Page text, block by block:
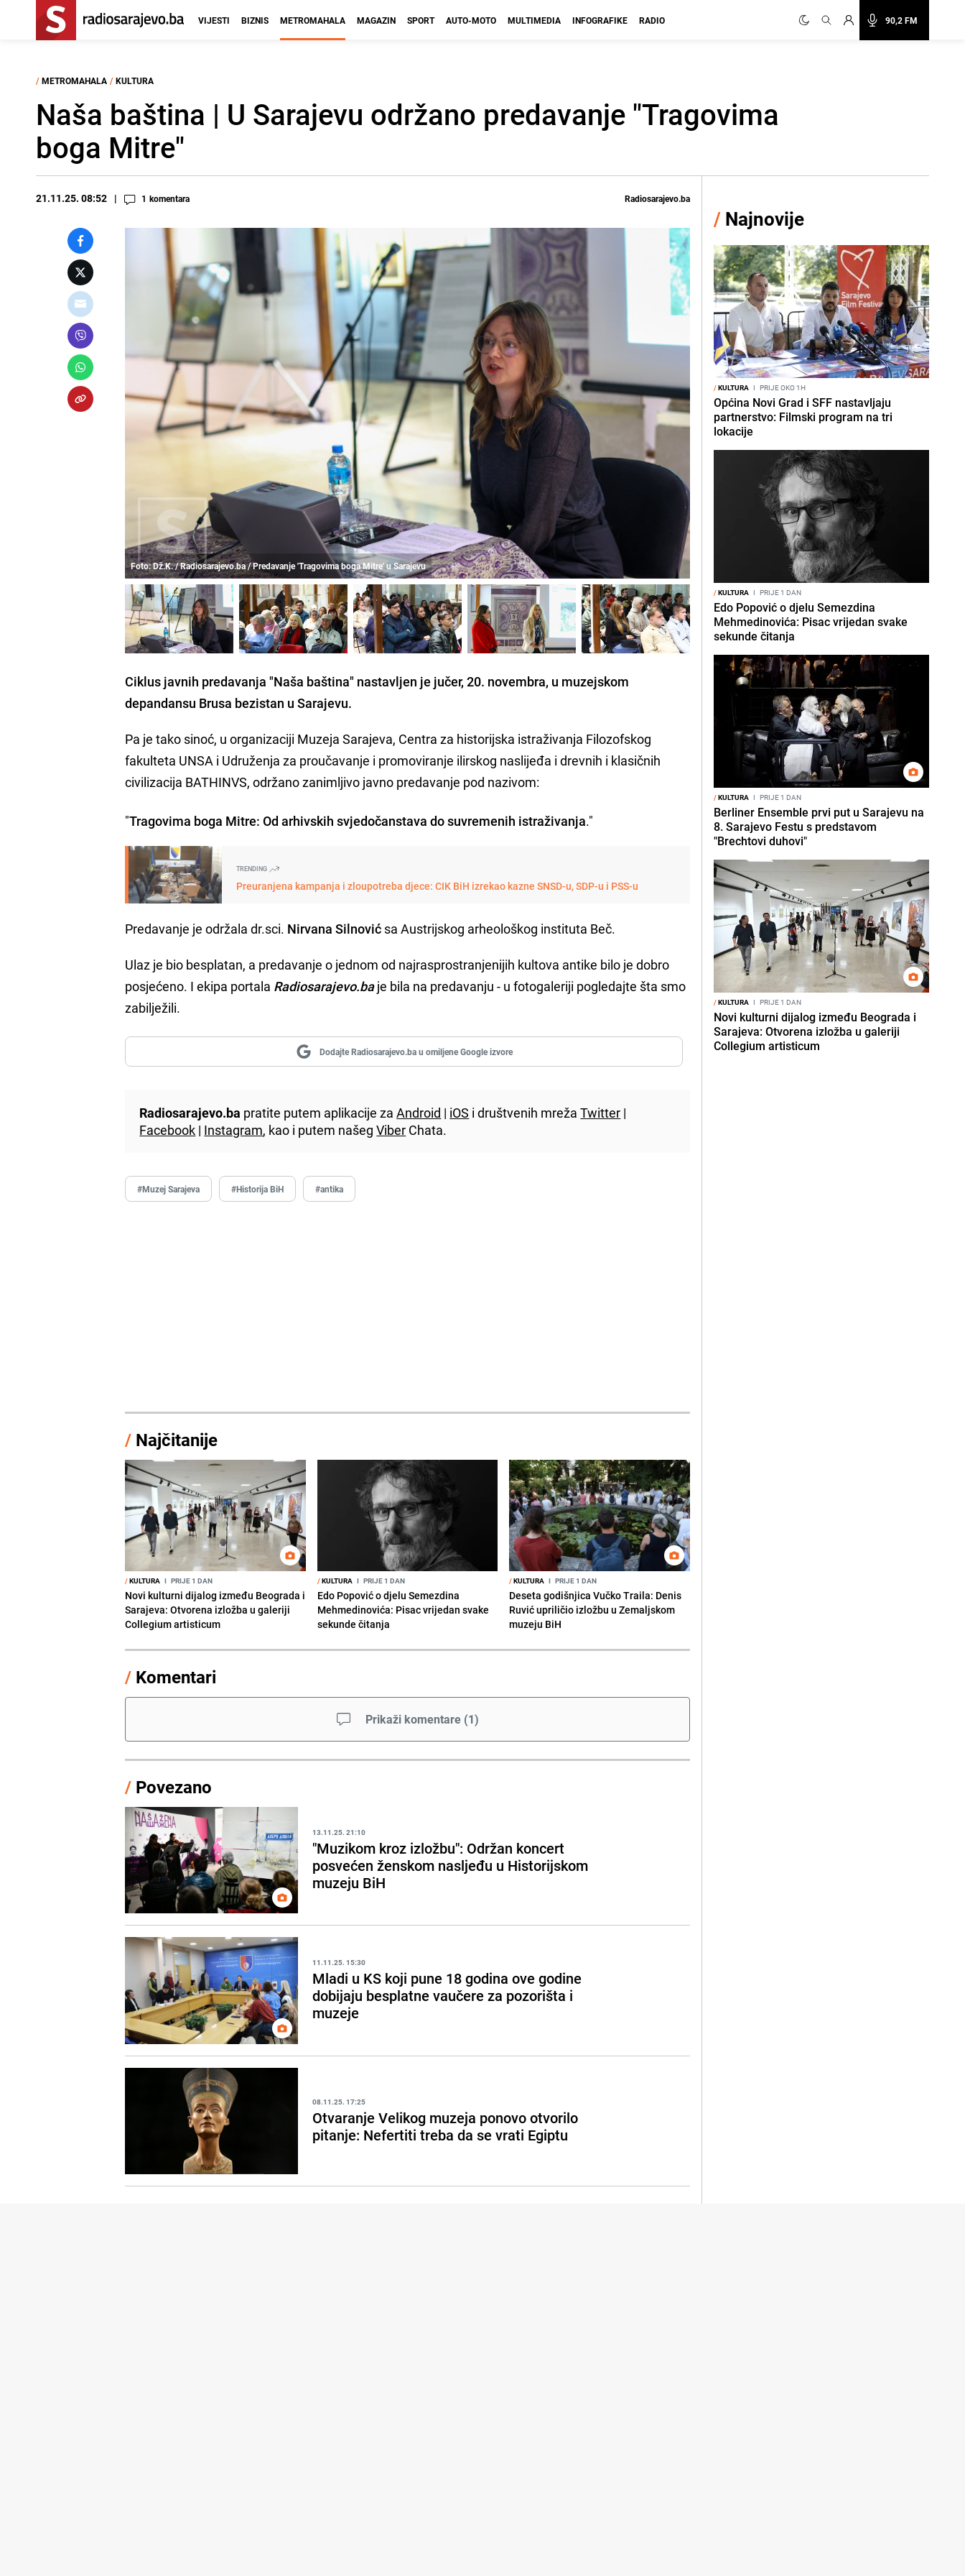
90,2 FM
VIJESTI BIZNIS METROMAHALA MAGAZIN SPORT AUTO-MOTO MULTIMEDIA INFOGRAFIKE RADIO
/ METROMAHALA / KULTURA
Naša baština | U Sarajevu održano predavanje "Tragovima
boga Mitre"
21.11.25. 08:52 1 komentara Radiosarajevo.ba
Foto: Dž.K. / Radiosarajevo.ba / Predavanje 'Tragovima boga Mitre' u Sarajevu
Ciklus javnih predavanja "Naša baština" nastavljen je jučer, 20. novembra, u muzejskom
depandansu Brusa bezistan u Sarajevu.
Pa je tako sinoć, u organizaciji Muzeja Sarajeva, Centra za historijska istraživanja Filozofskog
fakulteta UNSA i Udruženja za proučavanje i promoviranje ilirskog naslijeđa i drevnih i klasičnih
civilizacija BATHINVS, održano zanimljivo javno predavanje pod nazivom:
"Tragovima boga Mitre: Od arhivskih svjedočanstava do suvremenih istraživanja."
TRENDING
Preuranjena kampanja i zloupotreba djece: CIK BiH izrekao kazne SNSD-u, SDP-u i PSS-u
Predavanje je održala dr.sci. Nirvana Silnović sa Austrijskog arheološkog instituta Beč.
Ulaz je bio besplatan, a predavanje o jednom od najrasprostranjenijih kultova antike bilo je dobro
posjećeno. I ekipa portala Radiosarajevo.baje bila na predavanju - u fotogaleriji pogledajte šta smo
zabilježili.
Dodajte Radiosarajevo.ba u omiljene Google izvore
Radiosarajevo.ba pratite putem aplikacije zaAndroid | iOS i društvenih mrežaTwitter |
Facebook | Instagram, kao i putem našegViber Chata.
#Muzej Sarajeva #Historija BiH #antika
/ Najčitanije
/KULTURA I PRIJE 1 DAN
Novi kulturni dijalog između Beograda i
Sarajeva: Otvorena izložba u galeriji
Collegium artisticum
/KULTURA I PRIJE 1 DAN
Edo Popović o djelu Semezdina
Mehmedinovića: Pisac vrijedan svake
sekunde čitanja
/KULTURA I PRIJE 1 DAN
Deseta godišnjica Vučko Traila: Denis
Ruvić upriličio izložbu u Zemaljskom
muzeju BiH
/ Komentari
Prikaži komentare (1)
/ Povezano
13.11.25. 21:10
"Muzikom kroz izložbu": Održan koncert
posvećen ženskom nasljeđu u Historijskom
muzeju BiH
11.11.25. 15:30
Mladi u KS koji pune 18 godina ove godine
dobijaju besplatne vaučere za pozorišta i
muzeje
08.11.25. 17:25
Otvaranje Velikog muzeja ponovo otvorilo
pitanje: Nefertiti treba da se vrati Egiptu
/ Najnovije
/KULTURA I PRIJE OKO 1H
Općina Novi Grad i SFF nastavljaju
partnerstvo: Filmski program na tri
lokacije
/KULTURA I PRIJE 1 DAN
Edo Popović o djelu Semezdina
Mehmedinovića: Pisac vrijedan svake
sekunde čitanja
/KULTURA I PRIJE 1 DAN
Berliner Ensemble prvi put u Sarajevu na
8. Sarajevo Festu s predstavom
"Brechtovi duhovi"
/KULTURA I PRIJE 1 DAN
Novi kulturni dijalog između Beograda i
Sarajeva: Otvorena izložba u galeriji
Collegium artisticum